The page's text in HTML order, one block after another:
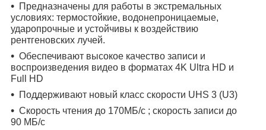
Предназначены для работы в экстремальных
условиях: термостойкие, водонепроницаемые,
ударопрочные и устойчивы к воздействию
рентгеновских лучей.
Обеспечивают высокое качество записи и
воспроизведения видео в форматах 4K Ultra HD и
Full HD
Поддерживают новый класс скорости UHS 3 (U3)
Скорость чтения до 170МБ/с ; скорость записи до
90 МБ/с